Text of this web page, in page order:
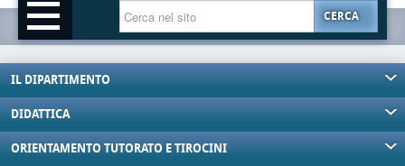
CERCA
IL DIPARTIMENTO
DIDATTICA
ORIENTAMENTO TUTORATO E TIROCINI